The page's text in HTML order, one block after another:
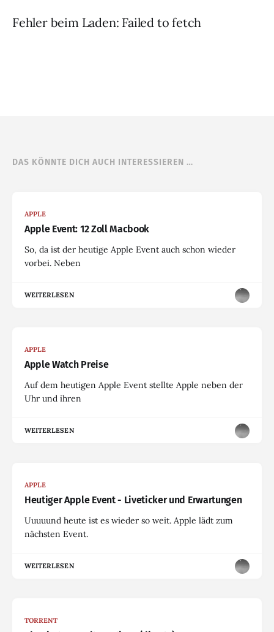
Fehler beim Laden: Failed to fetch
DAS KÖNNTE DICH AUCH INTERESSIEREN …
APPLE
Apple Event: 12 Zoll Macbook
So, da ist der heutige Apple Event auch schon wieder
vorbei. Neben
WEITERLESEN
APPLE
Apple Watch Preise
Auf dem heutigen Apple Event stellte Apple neben der
Uhr und ihren
WEITERLESEN
APPLE
Heutiger Apple Event - Liveticker und Erwartungen
Uuuuund heute ist es wieder so weit. Apple lädt zum
nächsten Event.
WEITERLESEN
TORRENT